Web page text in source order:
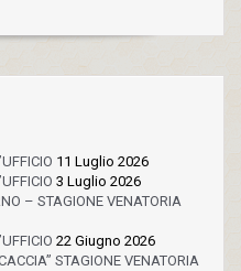
11 Luglio 2026
3 Luglio 2026
– STAGIONE VENATORIA
22 Giugno 2026
STAGIONE VENATORIA